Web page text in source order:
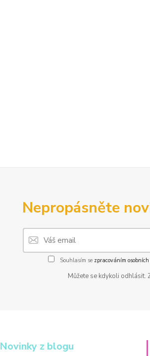
Nepropásněte
Souhlasím se zpracováním
Můžete se kdykoli odhlásit.
Novinky z blogu